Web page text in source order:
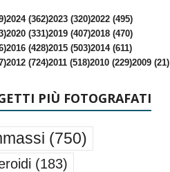
2024 (362)2023 (320)2022 (495)
2020 (331)2019 (407)2018 (470)
2016 (428)2015 (503)2014 (611)
2012 (724)2011 (518)2010 (229)2009 (21)
PIÙ FOTOGRAFATI
(750)
(183)